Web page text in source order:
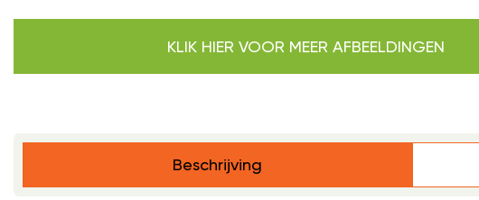
KLIK HIER VOOR MEER AFBEELDINGEN
Beschrijving